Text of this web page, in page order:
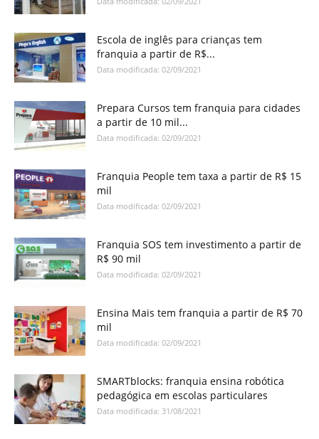
Escola de inglês para crianças tem
franquia a partir de R$...
Data modificada: 02/09/2021
Prepara Cursos tem franquia para cidades
a partir de 10 mil...
Data modificada: 02/09/2021
Franquia People tem taxa a partir de R$ 15
mil
Data modificada: 02/09/2021
Franquia SOS tem investimento a partir de
R$ 90 mil
Data modificada: 02/09/2021
Ensina Mais tem franquia a partir de R$ 70
mil
Data modificada: 02/09/2021
SMARTblocks: franquia ensina robótica
pedagógica em escolas particulares
Data modificada: 31/08/2021